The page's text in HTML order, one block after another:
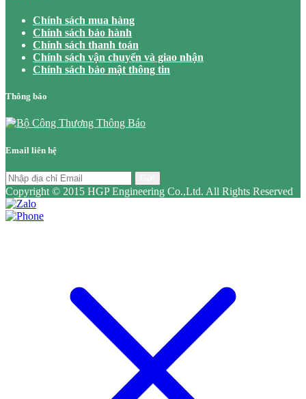
Chính sách mua hàng
Chính sách bảo hành
Chính sách thanh toán
Chính sách vận chuyển và giao nhận
Chính sách bảo mật thông tin
Thông báo
Email liên hệ
Copyright © 2015 HGP Engineering Co.,Ltd. All Rights Reserved